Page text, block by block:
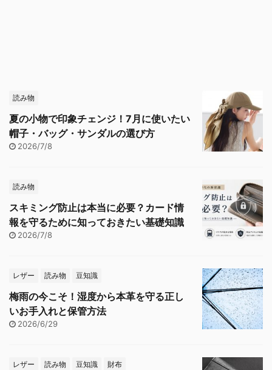
読み物
夏の小物で印象チェンジ！7月に使いたい
帽子・バッグ・サンダルの選び方
2026/7/8
読み物
スキミング防止は本当に必要？カード情
報を守るために知っておきたい基礎知識
2026/7/8
レザー 読み物 豆知識
梅雨の今こそ！湿度から本革を守る正し
いお手入れと保管方法
2026/6/29
レザー 読み物 豆知識 財布